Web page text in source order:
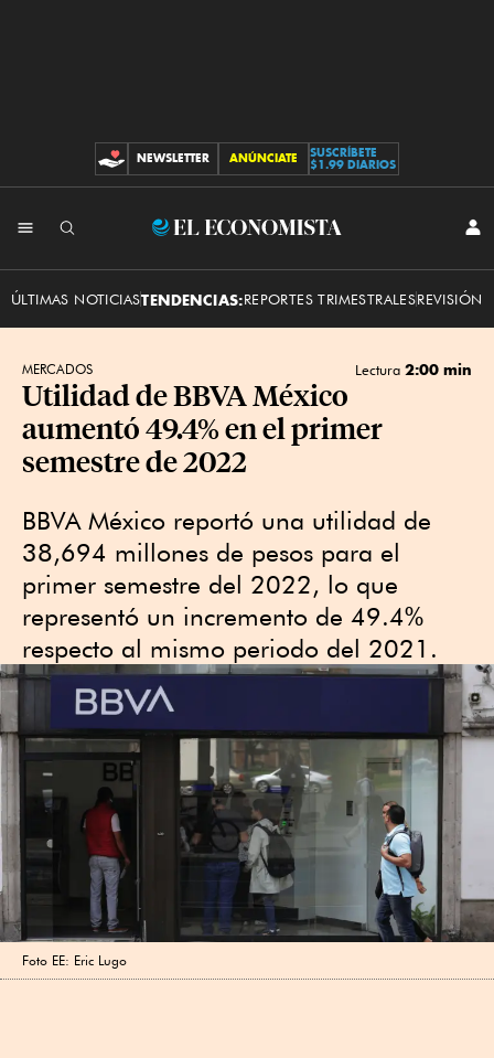
CONTRIBUCIONES
NEWSLETTER ANÚNCIATE
SUSCRÍBETE
$1.99 DIARIOS
El
ÚLTIMAS NOTICIASTENDENCIAS:REPORTES TRIMESTRALESREVISIÓN
MERCADOS Lectura 2:00 min
Utilidad de BBVA México
aumentó 49.4% en el primer
semestre de 2022
BBVA México reportó una utilidad de
38,694 millones de pesos para el
primer semestre del 2022, lo que
representó un incremento de 49.4%
respecto al mismo periodo del 2021.
Foto EE: Eric Lugo